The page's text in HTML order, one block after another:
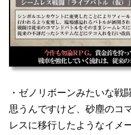
・ゼノリボーンみたいな戦
思うんですけど、砂塵のコ
レスに移行したようなイメ